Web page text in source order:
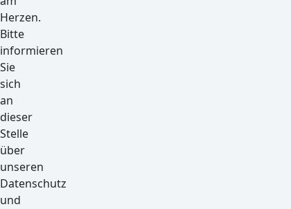
Herzen.
Bitte
informieren
Sie
sich
an
dieser
Stelle
über
unseren
Datenschutz
und